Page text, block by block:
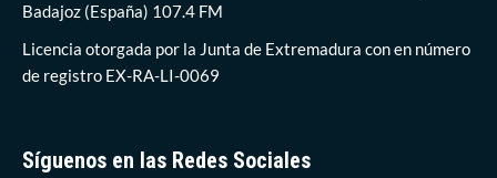
Badajoz (España) 107.4 FM
Licencia otorgada por la Junta de Extremadura con en número
de registro EX-RA-LI-0069
Síguenos en las Redes Sociales